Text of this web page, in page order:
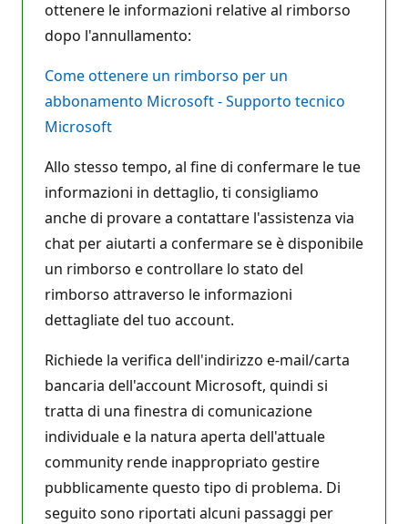
ottenere le informazioni relative al rimborso
dopo l'annullamento:
Come ottenere un rimborso per un
abbonamento Microsoft - Supporto tecnico
Microsoft
Allo stesso tempo, al fine di confermare le tue
informazioni in dettaglio, ti consigliamo
anche di provare a contattare l'assistenza via
chat per aiutarti a confermare se è disponibile
un rimborso e controllare lo stato del
rimborso attraverso le informazioni
dettagliate del tuo account.
Richiede la verifica dell'indirizzo e-mail/carta
bancaria dell'account Microsoft, quindi si
tratta di una finestra di comunicazione
individuale e la natura aperta dell'attuale
community rende inappropriato gestire
pubblicamente questo tipo di problema. Di
seguito sono riportati alcuni passaggi per